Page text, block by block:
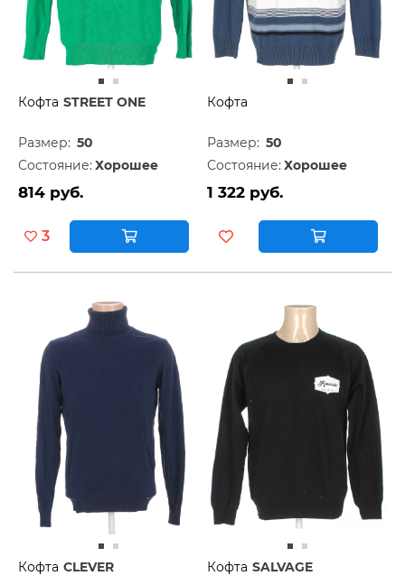
Кофта STREET ONE
Размер: 50
Состояние: Хорошее
814 руб.
3
Кофта
Размер: 50
Состояние: Хорошее
1 322 руб.
Кофта CLEVER Кофта SALVAGE